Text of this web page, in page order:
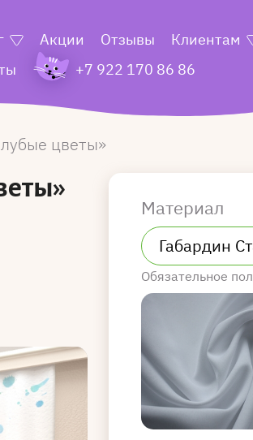
Акции Отзывы Клиентам
+7 922 170 86 86
цветы
Материал
Обязательное